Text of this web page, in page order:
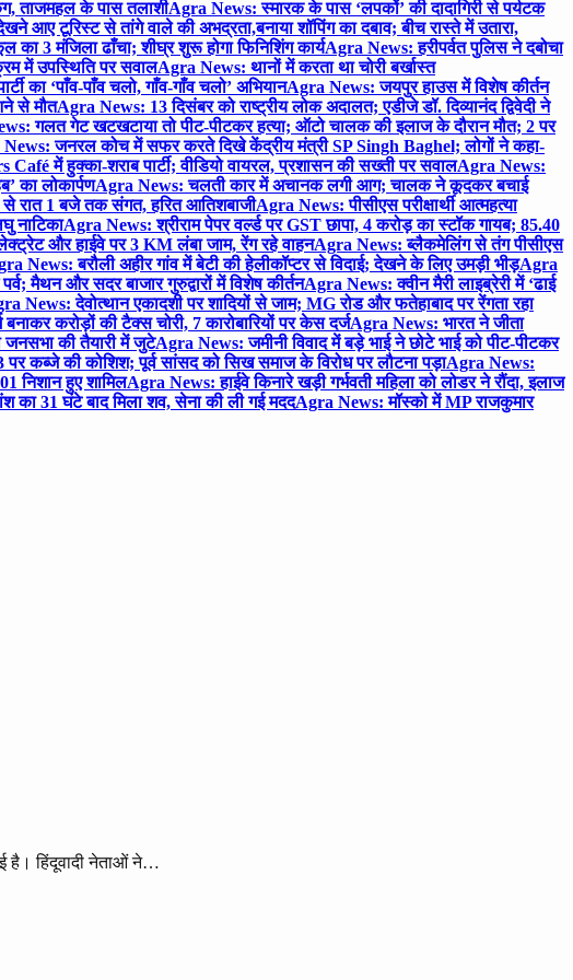
ताजमहल के पास तलाशीAgra News: स्मारक के पास ‘लपकों’ की दादागिरी से पर्यटक
आए टूरिस्ट से तांगे वाले की अभद्रता,बनाया शॉपिंग का दबाव; बीच रास्ते में उतारा,
3 मंजिला ढाँचा; शीघ्र शुरू होगा फिनिशिंग कार्यAgra News: हरीपर्वत पुलिस ने दबोचा
में उपस्थिति पर सवालAgra News: थानों में करता था चोरी बर्खास्त
का ‘पाँव-पाँव चलो, गाँव-गाँव चलो’ अभियानAgra News: जयपुर हाउस में विशेष कीर्तन
से मौतAgra News: 13 दिसंबर को राष्ट्रीय लोक अदालत; एडीजे डॉ. दिव्यानंद द्विवेदी ने
गलत गेट खटखटाया तो पीट-पीटकर हत्या; ऑटो चालक की इलाज के दौरान मौत; 2 पर
जनरल कोच में सफर करते दिखे केंद्रीय मंत्री SP Singh Baghel; लोगों ने कहा-
में हुक्का-शराब पार्टी; वीडियो वायरल, प्रशासन की सख्ती पर सवालAgra News:
का लोकार्पणAgra News: चलती कार में अचानक लगी आग; चालक ने कूदकर बचाई
रात 1 बजे तक संगत, हरित आतिशबाजीAgra News: पीसीएस परीक्षार्थी आत्महत्या
नाटिकाAgra News: श्रीराम पेपर वर्ल्ड पर GST छापा, 4 करोड़ का स्टॉक गायब; 85.40
और हाईवे पर 3 KM लंबा जाम, रेंग रहे वाहनAgra News: ब्लैकमेलिंग से तंग पीसीएस
News: बरौली अहीर गांव में बेटी की हेलीकॉप्टर से विदाई; देखने के लिए उमड़ी भीड़Agra
मैथन और सदर बाजार गुरुद्वारों में विशेष कीर्तनAgra News: क्वीन मैरी लाइब्रेरी में ‘ढाई
News: देवोत्थान एकादशी पर शादियों से जाम; MG रोड और फतेहाबाद पर रेंगता रहा
करोड़ों की टैक्स चोरी, 7 कारोबारियों पर केस दर्जAgra News: भारत ने जीता
जनसभा की तैयारी में जुटेAgra News: जमीनी विवाद में बड़े भाई ने छोटे भाई को पीट-पीटकर
कब्जे की कोशिश; पूर्व सांसद को सिख समाज के विरोध पर लौटना पड़ाAgra News:
निशान हुए शामिलAgra News: हाईवे किनारे खड़ी गर्भवती महिला को लोडर ने रौंदा, इलाज
का 31 घंटे बाद मिला शव, सेना की ली गई मददAgra News: मॉस्को में MP राजकुमार
है। हिंदूवादी नेताओं ने…